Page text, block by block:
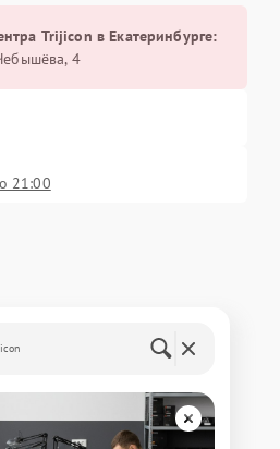
Trijicon в Екатеринбурге:
4
21:00